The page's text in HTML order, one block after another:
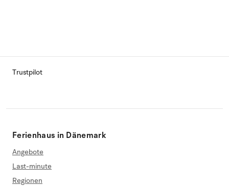
Trustpilot
Ferienhaus in Dänemark
Angebote
Last-minute
Regionen